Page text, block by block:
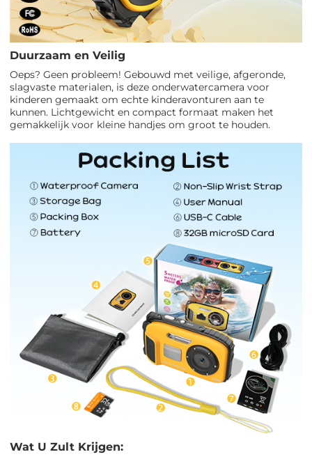
Duurzaam en Veilig
Oeps? Geen probleem! Gebouwd met veilige, afgeronde,
slagvaste materialen, is deze onderwatercamera voor
kinderen gemaakt om echte kinderavonturen aan te
kunnen. Lichtgewicht en compact formaat maken het
gemakkelijk voor kleine handjes om groot te houden.
Wat U Zult Krijgen: